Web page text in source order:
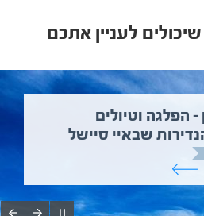
לעניין אתכם
– הפלגה וטיולים
שבאיי סיישל